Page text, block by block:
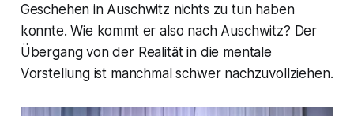
Geschehen in Auschwitz nichts zu tun haben
konnte. Wie kommt er also nach Auschwitz? Der
Übergang von der Realität in die mentale
Vorstellung ist manchmal schwer nachzuvollziehen.